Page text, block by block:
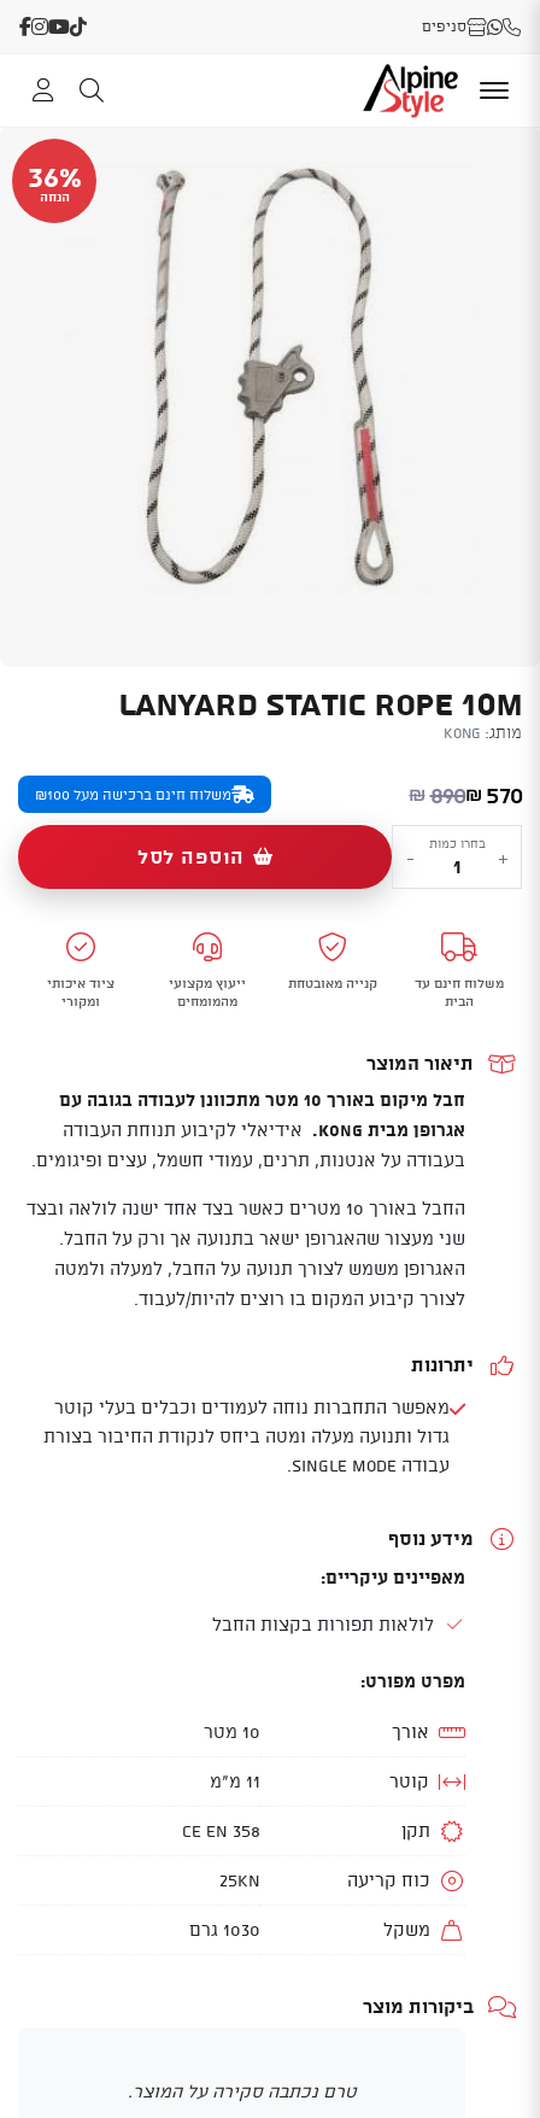
סניפים
LANYARD STATIC ROPE 10M
מותג: Kong
36%
הנחה
₪ 890
המחיר המקורי היה: ₪890.
₪ 570
המחיר הנוכחי הוא: ₪570. משלוח חינם ברכישה מעל ₪100
+
כמות
של
STATIC
ROPE
10m
בחרו כמות
- הוספה לסל
משלוח חינם עד
הבית
קנייה מאובטחת
ייעוץ מקצועי
מהמומחים
ציוד איכותי
ומקורי
תיאור המוצר
חבל מיקום באורך 10 מטר מתכוונן לעבודה בגובה עם
אגרופן מבית KONG.
אידיאלי לקיבוע תנוחת העבודה
בעבודה על אנטנות, תרנים, עמודי חשמל, עצים ופיגומים.
החבל באורך 10 מטרים כאשר בצד אחד ישנה לולאה ובצד
שני מעצור שהאגרופן ישאר בתנועה אך ורק על החבל.
האגרופן משמש לצורך תנועה על החבל, למעלה ולמטה
לצורך קיבוע המקום בו רוצים להיות/לעבוד.
יתרונות
מאפשר התחברות נוחה לעמודים וכבלים בעלי קוטר
גדול ותנועה מעלה ומטה ביחס לנקודת החיבור בצורת
עבודה single mode.
מידע נוסף
מאפיינים עיקריים:
לולאות תפורות בקצות החבל
מפרט מפורט:
אורך 10 מטר
קוטר 11 מ"מ
תקן CE EN 358
כוח קריעה 25kN
משקל 1030 גרם
ביקורות מוצר
טרם נכתבה סקירה על המוצר.